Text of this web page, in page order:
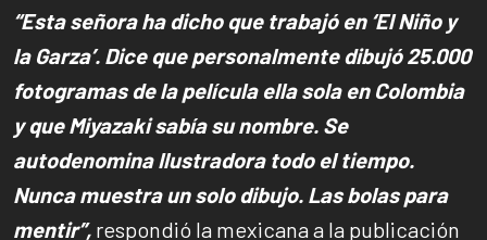
“Esta señora ha dicho que trabajó en ‘El Niño y
la Garza’. Dice que personalmente dibujó 25.000
fotogramas de la película ella sola en Colombia
y que Miyazaki sabía su nombre. Se
autodenomina Ilustradora todo el tiempo.
Nunca muestra un solo dibujo. Las bolas para
mentir”, respondió la mexicana a la publicación